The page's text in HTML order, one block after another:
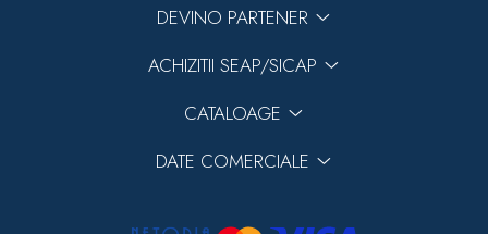
DEVINO PARTENER
ACHIZITII SEAP/SICAP
CATALOAGE
DATE COMERCIALE